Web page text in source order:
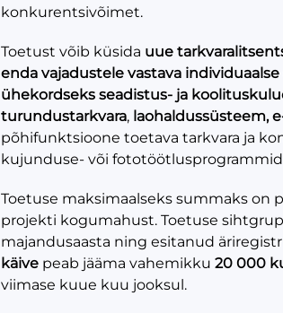
konkurentsivõimet.
Toetust võib küsida uue
enda vajadustele vastava
ühekordseks seadistus- ja
turundustarkvara, laohaldussüsteem,
põhifunktsioone toetava tarkvara ja
kujunduse- või
Toetuse maksimaalseks summaks on
projekti kogumahust. Toetuse
majandusaasta ning esitanud
käive peab jääma vahemikku 20 000
viimase kuue kuu jooksul.